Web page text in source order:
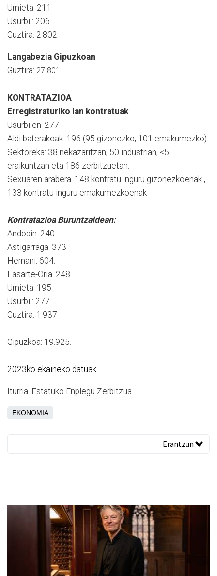
Urnieta: 211.
Usurbil: 206.
Guztira: 2.802.
Langabezia Gipuzkoan
Guztira: 27.801 .
KONTRATAZIOA
Erregistraturiko lan kontratuak
Usurbilen: 277.
Aldi baterakoak: 196 (95 gizonezko, 101 emakumezko).
Sektoreka: 38 nekazaritzan, 50 industrian, <5
eraikuntzan eta 186 zerbitzuetan.
Sexuaren arabera: 148 kontratu inguru gizonezkoenak ,
133 kontratu inguru emakumezkoenak
Kontratazioa Buruntzaldean:
Andoain: 240.
Astigarraga: 373.
Hernani: 604.
Lasarte-Oria: 248.
Urnieta: 195.
Usurbil: 277.
Guztira: 1.937.
Gipuzkoa: 19.925.
2023ko ekaineko datuak
Iturria: Estatuko Enplegu Zerbitzua.
EKONOMIA
Erantzun